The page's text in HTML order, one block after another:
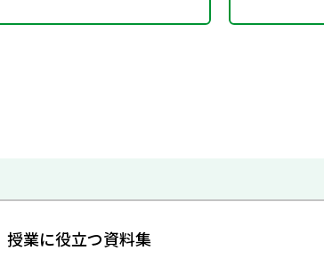
授業に役立つ資料集